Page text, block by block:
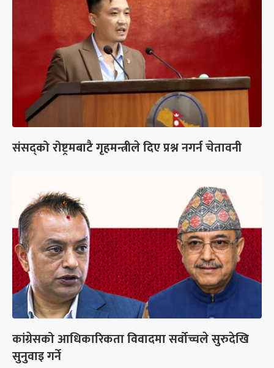
संसद्को रोष्ट्रमबाटै गृहमन्त्रीले दिए प्रश्न नगर्न चेतावनी
कांग्रेसको आधिकारिकता विवादमा सर्वोच्चले सुरुदेखि
सुनुवाइ गर्ने